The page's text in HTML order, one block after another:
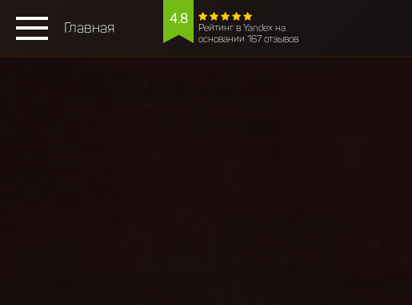
Главная
4.8
Рейтинг в Yandex на
основании 167 отзывов